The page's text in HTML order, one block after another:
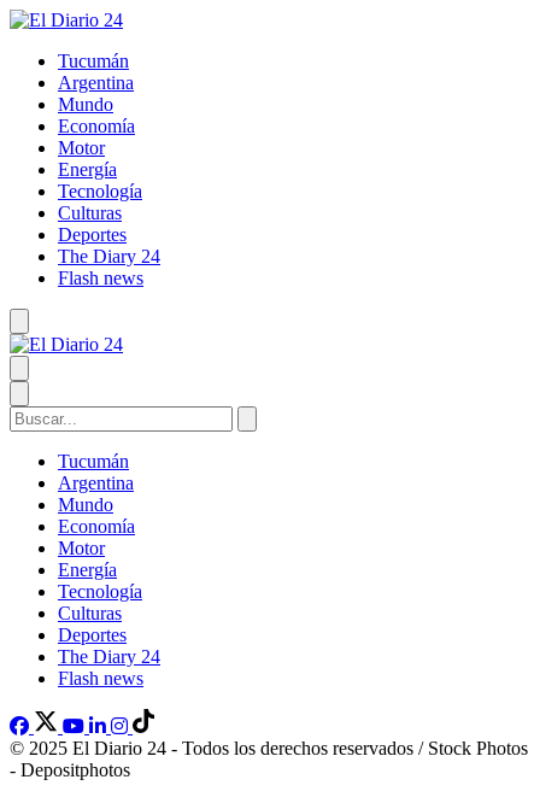
Tucumán
Argentina
Mundo
Economía
Motor
Energía
Tecnología
Culturas
Deportes
The Diary 24
Flash news
Tucumán
Argentina
Mundo
Economía
Motor
Energía
Tecnología
Culturas
Deportes
The Diary 24
Flash news
© 2025 El Diario 24 - Todos los derechos reservados / Stock Photos
- Depositphotos